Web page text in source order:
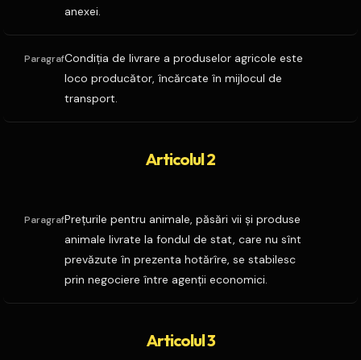
anexei.
ParagrafCondiţia de livrare a produselor agricole este
loco producător, încărcate în mijlocul de
transport.
Articolul 2
ParagrafPreţurile pentru animale, păsări vii şi produse
animale livrate la fondul de stat, care nu sînt
prevăzute în prezenta hotărîre, se stabilesc
prin negociere între agenţii economici.
Articolul 3